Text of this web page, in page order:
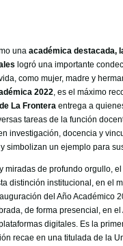
una académica destacada,
logró una importante
como mujer, madre y
2022, es el máximo
La Fronteraentrega a
tareas de la función
investigación, docencia y
simbolizan un ejemplo para
miradas de profundo orgullo,
distinción institucional, en el
del Año Académico
de forma presencial, en el
digitales. Es la
recae en una titulada de la